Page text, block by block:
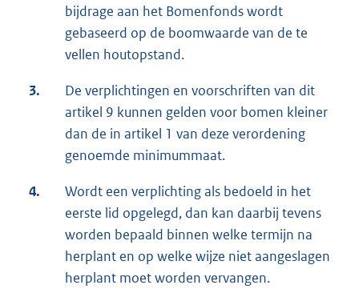
bijdrage aan het Bomenfonds wordt
gebaseerd op de boomwaarde van de te
vellen houtopstand.
3.
De verplichtingen en voorschriften van dit
artikel 9 kunnen gelden voor bomen kleiner
dan de in artikel 1 van deze verordening
genoemde minimummaat.
4.
Wordt een verplichting als bedoeld in het
eerste lid opgelegd, dan kan daarbij tevens
worden bepaald binnen welke termijn na
herplant en op welke wijze niet aangeslagen
herplant moet worden vervangen.